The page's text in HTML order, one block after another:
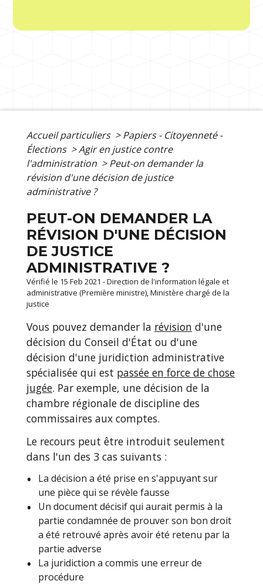
Accueil particuliers > Papiers - Citoyenneté -
Élections >Agir en justice contre
l'administration > Peut-on demander la
révision d'une décision de justice
administrative ?
PEUT-ON DEMANDER LA
RÉVISION D'UNE DÉCISION
DE JUSTICE
ADMINISTRATIVE ?
Vérifié le 15 Feb 2021 - Direction de l'information légale et
administrative (Première ministre), Ministère chargé de la
justice
Vous pouvez demander la révision d'une
décision du Conseil d'État ou d'une
décision d'une juridiction administrative
spécialisée qui est passée en force de chose
jugée. Par exemple, une décision de la
chambre régionale de discipline des
commissaires aux comptes.
Le recours peut être introduit seulement
dans l'un des 3 cas suivants :
La décision a été prise en s'appuyant sur
une pièce qui se révèle fausse
Un document décisif qui aurait permis à la
partie condamnée de prouver son bon droit
a été retrouvé après avoir été retenu par la
partie adverse
La juridiction a commis une erreur de
procédure